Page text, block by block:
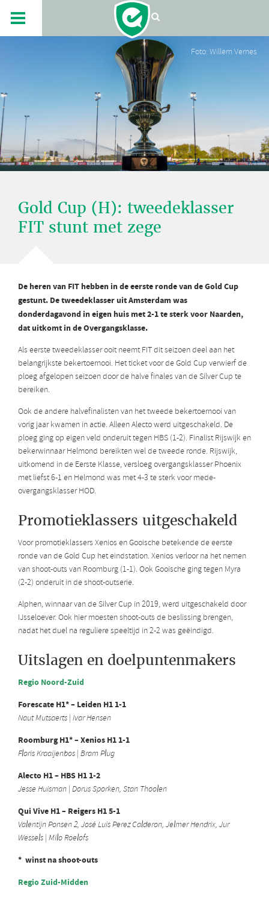
Foto: Willem Vernes
Gold Cup (H): tweedeklasser
FIT stunt met zege
De heren van FIT hebben in de eerste ronde van de Gold Cup
gestunt. De tweedeklasser uit Amsterdam was
donderdagavond in eigen huis met 2-1 te sterk voor Naarden,
dat uitkomt in de Overgangsklasse.
Als eerste tweedeklasser ooit neemt FIT dit seizoen deel aan het
belangrijkste bekertoernooi. Het ticket voor de Gold Cup verwierf de
ploeg afgelopen seizoen door de halve finales van de Silver Cup te
bereiken.
Ook de andere halvefinalisten van het tweede bekertoernooi van
vorig jaar kwamen in actie. Alleen Alecto werd uitgeschakeld. De
ploeg ging op eigen veld onderuit tegen HBS (1-2). Finalist Rijswijk en
bekerwinnaar Helmond bereikten wel de tweede ronde. Rijswijk,
uitkomend in de Eerste Klasse, versloeg overgangsklasser Phoenix
met liefst 6-1 en Helmond was met 4-3 te sterk voor mede-
overgangsklasser HOD.
Promotieklassers uitgeschakeld
Voor promotieklassers Xenios en Gooische betekende de eerste
ronde van de Gold Cup het eindstation. Xenios verloor na het nemen
van shoot-outs van Roomburg (1-1). Ook Gooische ging tegen Myra
(2-2) onderuit in de shoot-outserie.
Alphen, winnaar van de Silver Cup in 2019, werd uitgeschakeld door
IJsseloever. Ook hier moesten shoot-outs de beslissing brengen,
nadat het duel na reguliere speeltijd in 2-2 was geëindigd.
Uitslagen en doelpuntenmakers
Regio Noord-Zuid
Forescate H1* – Leiden H1 1-1
Naut Mutsaerts | Ivar Hensen
Roomburg H1* – Xenios H1 1-1
Floris Kraaijenbos | Bram Plug
Alecto H1 – HBS H1 1-2
Jesse Huisman | Dorus Sporken, Stan Thoolen
Qui Vive H1 – Reigers H1 5-1
Valentijn Ponsen 2, José Luis Perez Calderon, Jelmer Hendrix, Jur
Wessels | Milo Roelofs
* winst na shoot-outs
Regio Zuid-Midden